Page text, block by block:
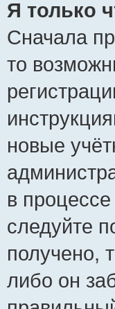
Я только
Сначала
то
новые
в
следуйте
получено,
либо он